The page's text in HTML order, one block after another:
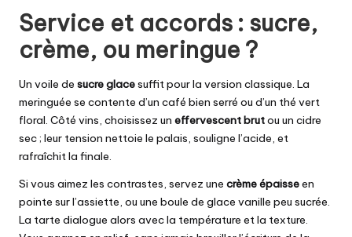
Service et accords : sucre,
crème, ou meringue ?
Un voile de sucre glacesuffit pour la version classique. La
meringuée se contente d’un café bien serré ou d’un thé vert
floral. Côté vins, choisissez un effervescent brutou un cidre
sec ; leur tension nettoie le palais, souligne l’acide, et
rafraîchit la finale.
Si vous aimez les contrastes, servez une crème épaisseen
pointe sur l’assiette, ou une boule de glace vanille peu sucrée.
La tarte dialogue alors avec la température et la texture.